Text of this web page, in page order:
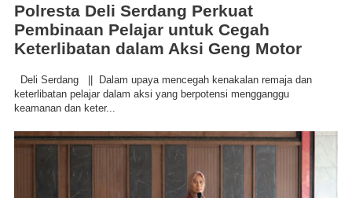
Polresta Deli Serdang Perkuat
Pembinaan Pelajar untuk Cegah
Keterlibatan dalam Aksi Geng Motor
Deli Serdang || Dalam upaya mencegah kenakalan remaja dan
keterlibatan pelajar dalam aksi yang berpotensi mengganggu
keamanan dan keter...